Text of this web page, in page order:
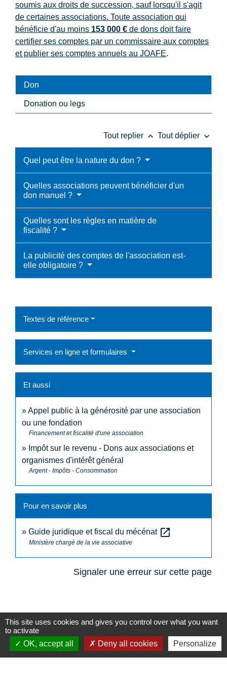
soumis aux droits de succession, sauf lorsqu'il s'agit
de certaines associations. Toute association qui
bénéficie d'au moins 153 000 € de dons doit faire
certifier ses comptes par un commissaire aux comptes
et publier ses comptes annuels au JOAFE.
Don
Donation ou legs
Tout replier keyboard_arrow_up Tout déplier keyboard_arrow_down
Quel peut être la nature du don ?
Quelles associations peuvent bénéficier d'un
don manuel ?
Quelles sont les règles en matière de
fiscalité ?
La publicité des comptes de l'association est-
elle obligatoire ?
Textes de référence
Services en ligne et formulaires
Et aussi
Appel public à la générosité par une association
ou une fondation
Financement et fiscalité d'une association
Impôt sur le revenu - Dons aux associations et
organismes d'intérêt général
Argent - Impôts - Consommation
Pour en savoir plus
Guide juridique et fiscal du mécénat open_in_new
Ministère chargé de la vie associative
Signaler une erreur sur cette page
N° utiles
Commune de Saint-Léger-les-Vignes
This site uses cookies and gives you control over what you want
to activate
OK, accept all
Deny all cookies Personalize